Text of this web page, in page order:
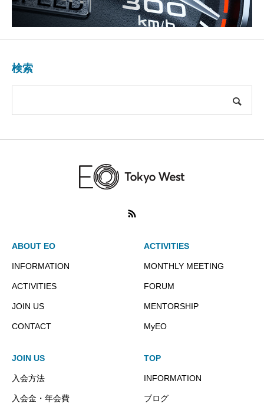
検索
ABOUT EO
INFORMATION
ACTIVITIES
JOIN US
CONTACT
ACTIVITIES
MONTHLY MEETING
FORUM
MENTORSHIP
MyEO
JOIN US
入会方法
入会金・年会費
TOP
INFORMATION
ブログ